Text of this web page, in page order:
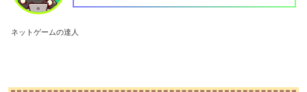
ネットゲームの達人